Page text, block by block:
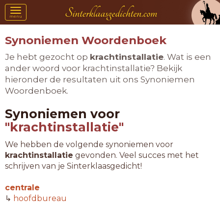
Toggle
navigation
menu
Synoniemen Woordenboek
Je hebt gezocht op krachtinstallatie. Wat is een
ander woord voor krachtinstallatie? Bekijk
hieronder de resultaten uit ons Synoniemen
Woordenboek.
Synoniemen voor
"krachtinstallatie"
We hebben de volgende synoniemen voor
krachtinstallatie gevonden. Veel succes met het
schrijven van je Sinterklaasgedicht!
centrale
↳ hoofdbureau